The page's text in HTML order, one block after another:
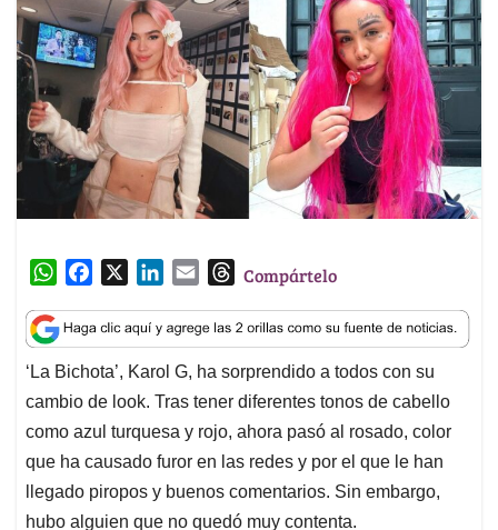
W
a
t
s
A
p
p
c
e
b
o
o
k
n
k
e
d
I
n
a
i
l
T
r
e
a
d
s
Compártelo
‘La Bichota’, Karol G, ha sorprendido a todos con su
cambio de look. Tras tener diferentes tonos de cabello
como azul turquesa y rojo, ahora pasó al rosado, color
que ha causado furor en las redes y por el que le han
llegado piropos y buenos comentarios. Sin embargo,
hubo alguien que no quedó muy contenta.